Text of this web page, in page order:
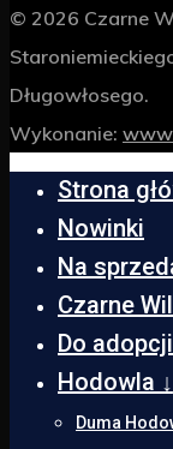
© 2026 Czarne
Długowłosego.
Wykonanie:
Strona
Nowinki
Na
Czarne
Do
Hodowla ↓
Duma